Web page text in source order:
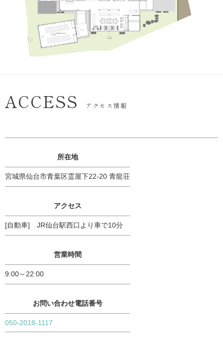
ACCESS アクセス情報
所在地
宮城県仙台市青葉区霊屋下22-20 青龍荘
アクセス
[自動車] JR仙台駅西口より車で10分
営業時間
9:00～22:00
お問い合わせ電話番号
050-2018-1117